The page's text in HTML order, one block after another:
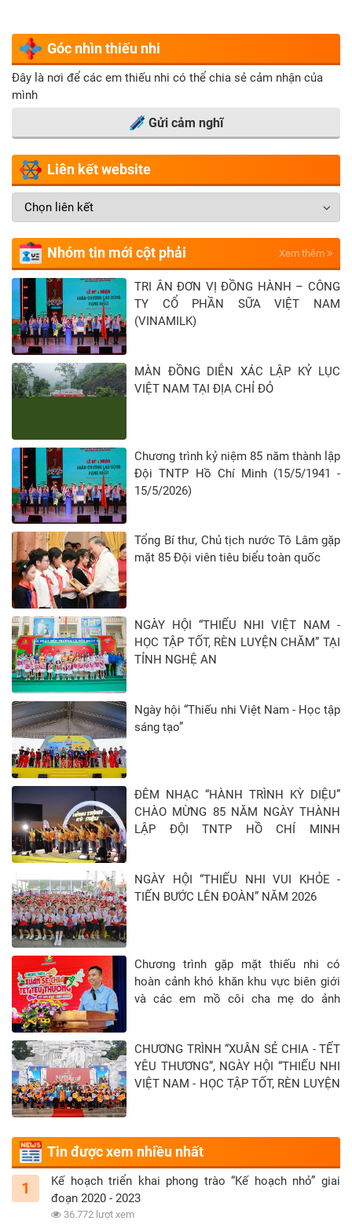
bia, chai nhựa sẽ
thêm 1 cơ hội để
bạn được xây
dựng nên.
Cùng với đó, các
Quốc Toản, “Uống
nước nhớ nguồn”,
“Đền ơn đáp
nghĩa”, “Áo lụa
tặng bà”, “Đi tìm
địa chỉ đỏ”… được
các em tham gia
hỏi, tặng quà và
giúp đỡ các gia
các bà mẹ Việt
Nam anh hùng;
trang liệt sĩ.
5 điều Bác Hồ dạy
trong công tác đội
và phong trào
thiếu nhi, trở
chung để đội viên,
dung của 5 điều
Bác Hồ dạy luôn
giữ vững nhưng
khai thực hiện
phong trào phải
hội, nhu cầu của
thiếu nhi, bảo đảm
tính rộng khắp và
Chị Lê Thị Hồng
Phấn, Phó Bí thư
Tỉnh đoàn, Chủ
Nhân lên ngàn
việc tốt
Phong trào “Thiếu
Góc nhìn thiếu nhi
Đây là nơi để các em thiếu nhi có thể chia sẻ cảm nhận của
mình
Gửi cảm nghĩ
Liên kết website
Nhóm tin mới cột phải Xem thêm
TRI ÂN ĐƠN VỊ ĐỒNG HÀNH – CÔNG
TY CỔ PHẦN SỮA VIỆT NAM
(VINAMILK)
MÀN ĐỒNG DIỄN XÁC LẬP KỶ LỤC
VIỆT NAM TẠI ĐỊA CHỈ ĐỎ
Chương trình kỷ niệm 85 năm thành lập
Đội TNTP Hồ Chí Minh (15/5/1941 -
15/5/2026)
Tổng Bí thư, Chủ tịch nước Tô Lâm gặp
mặt 85 Đội viên tiêu biểu toàn quốc
NGÀY HỘI “THIẾU NHI VIỆT NAM -
HỌC TẬP TỐT, RÈN LUYỆN CHĂM” TẠI
TỈNH NGHỆ AN
Ngày hội “Thiếu nhi Việt Nam - Học tập
sáng tạo”
ĐÊM NHẠC “HÀNH TRÌNH KỲ DIỆU”
CHÀO MỪNG 85 NĂM NGÀY THÀNH
LẬP ĐỘI TNTP HỒ CHÍ MINH
NGÀY HỘI “THIẾU NHI VUI KHỎE -
TIẾN BƯỚC LÊN ĐOÀN” NĂM 2026
Chương trình gặp mặt thiếu nhi có
hoàn cảnh khó khăn khu vực biên giới
và các em mồ côi cha mẹ do ảnh
chia - Tết yêu thương” năm 2026
CHƯƠNG TRÌNH “XUÂN SẺ CHIA - TẾT
YÊU THƯƠNG”, NGÀY HỘI “THIẾU NHI
VIỆT NAM - HỌC TẬP TỐT, RÈN LUYỆN
Tin được xem nhiều nhất
1
Kế hoạch triển khai phong trào “Kế hoạch nhỏ” giai
đoạn 2020 - 2023
36.772 lượt xem